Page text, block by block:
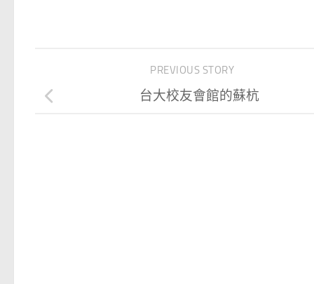
PREVIOUS STORY
台大校友會館的蘇杭